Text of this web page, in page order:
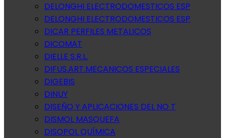
DELONGHI ELECTRODOMESTICOS ESP
DELONGHI ELECTRODOMESTICOS ESP
DICAR PERFILES METALICOS
DICOMAT
DIELLE S.R.L.
DIFUS.ART.MECANICOS ESPECIALES
DIGEBIS
DINUY
DISEÑO Y APLICACIONES DEL NO T
DISMOL MASQUEFA
DISOPOL QUÍMICA